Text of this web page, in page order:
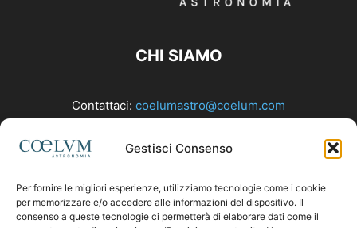
Gestisci Consenso
Per fornire le migliori esperienze, utilizziamo tecnologie come i cookie
per memorizzare e/o accedere alle informazioni del dispositivo. Il
consenso a queste tecnologie ci permetterà di elaborare dati come il
CHI SIAMO
Contattaci: coelumastro@coelum.com
SEGUICI